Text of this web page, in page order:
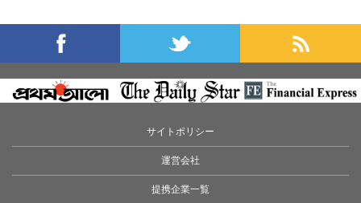
サイトポリシー
運営会社
提携企業一覧